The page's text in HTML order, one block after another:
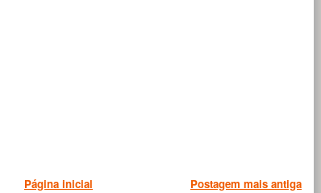
Postagem mais antiga
Página inicial